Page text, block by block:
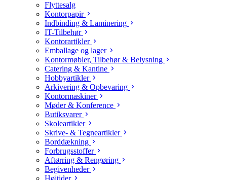
Flyttesalg
Kontorpapir
Indbinding & Laminering
IT-Tilbehør
Kontorartikler
Emballage og lager
Kontormøbler, Tilbehør & Belysning
Catering & Kantine
Hobbyartikler
Arkivering & Opbevaring
Kontormaskiner
Møder & Konference
Butiksvarer
Skoleartikler
Skrive- & Tegneartikler
Borddækning
Forbrugsstoffer
Aftørring & Rengøring
Begivenheder
Højtider